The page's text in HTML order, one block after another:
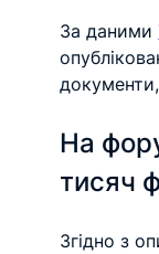
За даними
На
тисяч
Згідно з